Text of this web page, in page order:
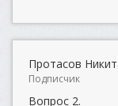
Протасов
Подписчик
Вопрос 2.